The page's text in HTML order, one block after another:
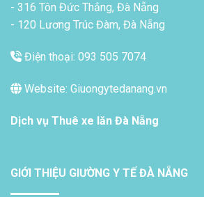
- 316 Tôn Đức Thắng, Đà Nẵng
- 120 Lương Trúc Đàm, Đà Nẵng
Điện thoại: 093 505 7074
Website: Giuongytedanang.vn
Dịch vụ Thuê xe lăn Đà Nẵng
GIỚI THIỆU GIƯỜNG Y TẾ ĐÀ NẴNG